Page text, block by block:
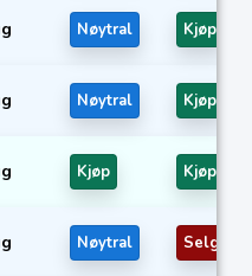
Nøytral Kjøp
Nøytral Kjøp
Kjøp Kjøp
Nøytral Selg